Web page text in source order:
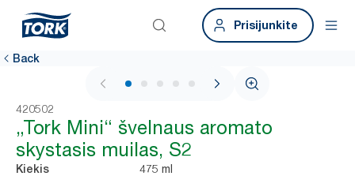
Prisijunkite
Back
1 / 5
420502
„Tork Mini“ švelnaus aromato
skystasis muilas, S2
Kiekis 475 ml